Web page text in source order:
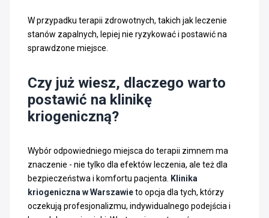
W przypadku terapii zdrowotnych, takich jak leczenie
stanów zapalnych, lepiej nie ryzykować i postawić na
sprawdzone miejsce.
Czy już wiesz, dlaczego warto
postawić na klinikę
kriogeniczną?
Wybór odpowiedniego miejsca do terapii zimnem ma
znaczenie - nie tylko dla efektów leczenia, ale też dla
bezpieczeństwa i komfortu pacjenta.
Klinika
kriogeniczna w Warszawieto opcja dla tych, którzy
oczekują profesjonalizmu, indywidualnego podejścia i